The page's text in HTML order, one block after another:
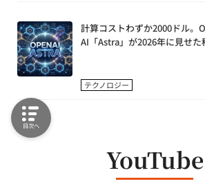
計算コストわずか2000ドル。
AI「Astra」が2026年に見せ
テクノロジー
YouTube
目次へ